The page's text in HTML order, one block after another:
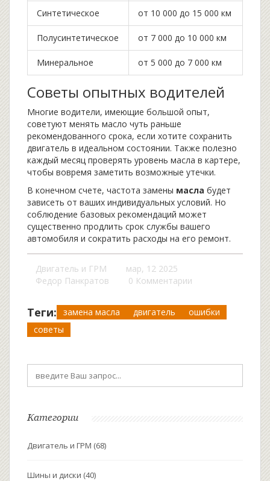
Синтетическое от 10 000 до 15 000 км
Полусинтетическое от 7 000 до 10 000 км
Минеральное от 5 000 до 7 000 км
Советы опытных водителей
Многие водители, имеющие большой опыт,
советуют менять масло чуть раньше
рекомендованного срока, если хотите сохранить
двигатель в идеальном состоянии. Также полезно
каждый месяц проверять уровень масла в картере,
чтобы вовремя заметить возможные утечки.
В конечном счете, частота замены масла будет
зависеть от ваших индивидуальных условий. Но
соблюдение базовых рекомендаций может
существенно продлить срок службы вашего
автомобиля и сократить расходы на его ремонт.
Двигатель и ГРМ
мар, 12 2025
Федор Панкратов
0 Комментарии
Теги: замена масла двигатель
ошибки
советы
Категории
Двигатель и ГРМ (68)
Шины и диски (40)